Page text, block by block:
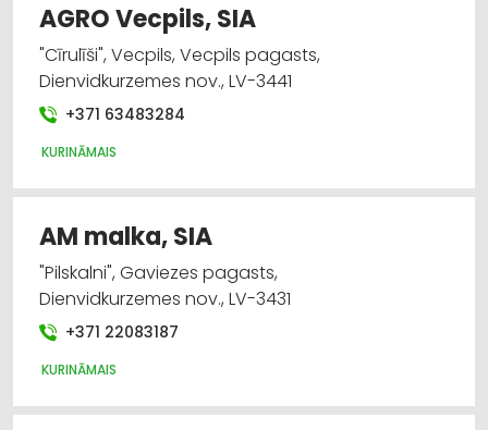
AGRO Vecpils, SIA
"Cīrulīši", Vecpils, Vecpils pagasts,
Dienvidkurzemes nov., LV-3441
+371 63483284
KURINĀMAIS
AM malka, SIA
"Pilskalni", Gaviezes pagasts,
Dienvidkurzemes nov., LV-3431
+371 22083187
KURINĀMAIS